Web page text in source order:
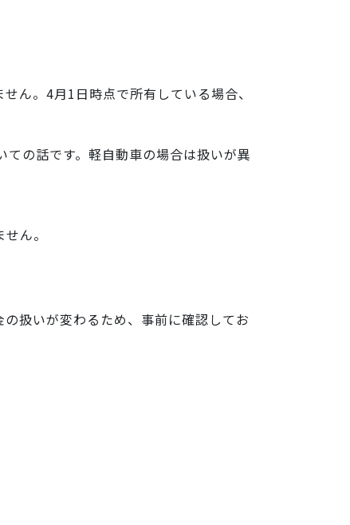
ん。4月1日時点で所有している場合、
の話です。軽自動車の場合は扱いが異
ん。
扱いが変わるため、事前に確認してお